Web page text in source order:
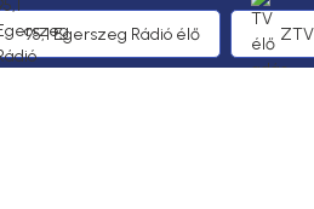
95,1 Egerszeg Rádió élő